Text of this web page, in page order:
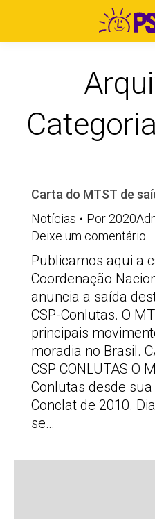
Carta do MTST de
Notícias
Por
Deixe um comentário
Publicamos aqui a
Coordenação
anuncia a saída
CSP-Conlutas. O
principais
moradia no Brasil.
CSP CONLUTAS O
Conlutas desde
Conclat de 2010.
se…